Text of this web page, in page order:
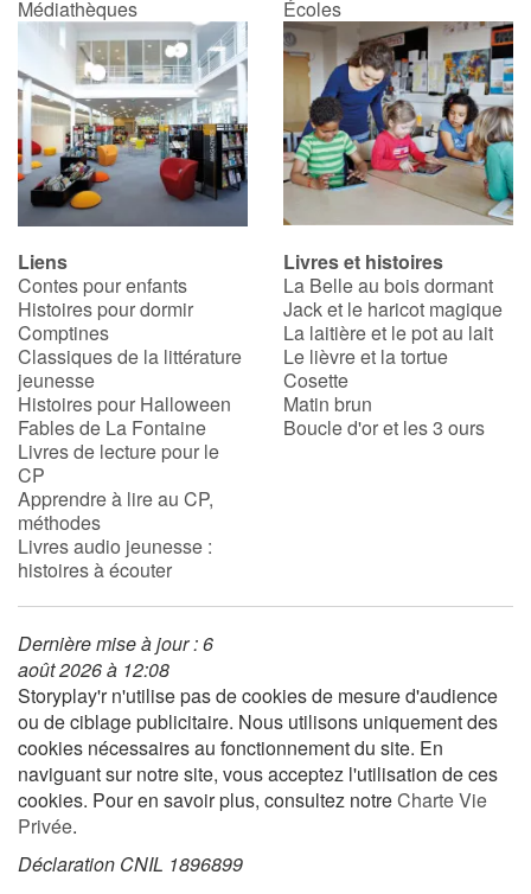
Médiathèques Écoles
Liens
Contes pour enfants
Histoires pour dormir
Comptines
Classiques de la littérature
jeunesse
Histoires pour Halloween
Fables de La Fontaine
Livres de lecture pour le
CP
Apprendre à lire au CP,
méthodes
Livres audio jeunesse :
histoires à écouter
Livres et histoires
La Belle au bois dormant
Jack et le haricot magique
La laitière et le pot au lait
Le lièvre et la tortue
Cosette
Matin brun
Boucle d'or et les 3 ours
Dernière mise à jour : 6
août 2026 à 12:08
Storyplay'r n'utilise pas de cookies de mesure d'audience
ou de ciblage publicitaire. Nous utilisons uniquement des
cookies nécessaires au fonctionnement du site. En
naviguant sur notre site, vous acceptez l'utilisation de ces
cookies. Pour en savoir plus, consultez notreCharte Vie
Privée.
Déclaration CNIL 1896899